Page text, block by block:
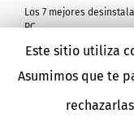
Los 7 mejores
PC
Los 9 mejores
Este sitio utiliza
Asumimos que te